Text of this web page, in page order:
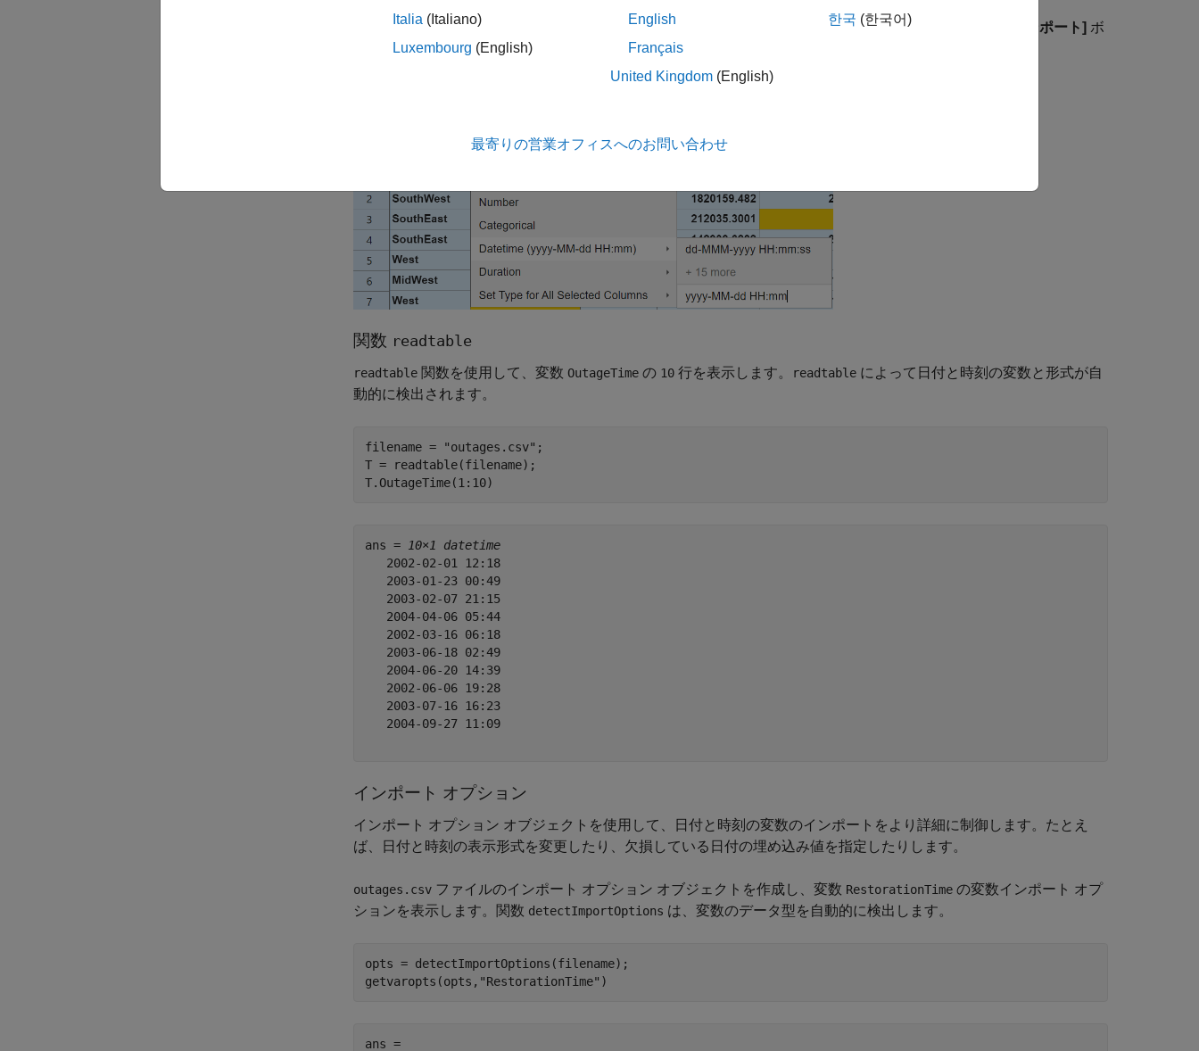
OutageTime 列をインポートするために、カスタム形式 を指定します。次に、 [選択のインポート] ボ
タンをクリックして、ワークスペースにデータをインポートします。
関数 readtable
readtable 関数を使用して、変数 OutageTime の 10 行を表示します。 readtable によって日付と時刻の変数と形式が自
動的に検出されます。
filename = "outages.csv" ;
T = readtable(filename);
T.OutageTime(1:10)
ans =
10×1 datetime
   2002-02-01 12:18
   2003-01-23 00:49
   2003-02-07 21:15
   2004-04-06 05:44
   2002-03-16 06:18
   2003-06-18 02:49
   2004-06-20 14:39
   2002-06-06 19:28
   2003-07-16 16:23
   2004-09-27 11:09
インポート オプション
インポート オプション オブジェクトを使用して、日付と時刻の変数のインポートをより詳細に制御します。たとえ
ば、日付と時刻の表示形式を変更したり、欠損している日付の埋め込み値を指定したりします。
outages.csv ファイルのインポート オプション オブジェクトを作成し、変数 RestorationTime の変数インポート オプ
ションを表示します。関数 detectImportOptions は、変数のデータ型を自動的に検出します。
opts = detectImportOptions(filename);
getvaropts(opts, "RestorationTime" )
ans =
Italia (Italiano)
Luxembourg (English)
English
Français
United Kingdom (English)
한국 (한국어)
最寄りの営業オフィスへのお問い合わせ